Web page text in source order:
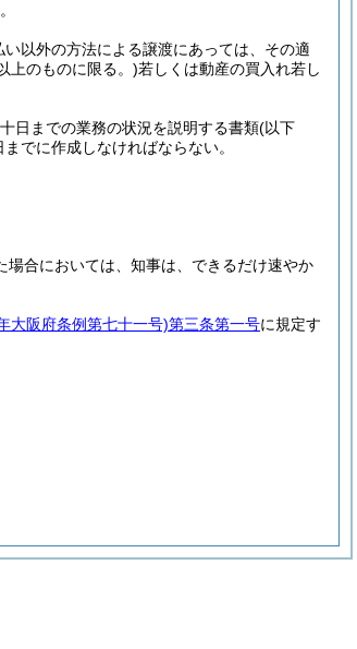
以外の方法による譲渡にあっては、その適
上のものに限る。)若しくは動産の買入れ若し
日までの業務の状況を説明する書類(以下
でに作成しなければならない。
合においては、知事は、できるだけ速やか
大阪府条例第七十一号)第三条第一号に規定す